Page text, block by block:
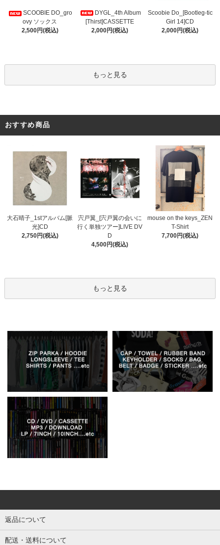
SCOOBIE DO_gro
ovy ソックス
2,500円(税込)
DYGL_4th Album
[Thirst]CASSETTE
2,000円(税込)
Scoobie Do_[Bootleg-tic
Girl 14]CD
2,000円(税込)
もっと見る
おすすめ商品
大石晴子_1stアルバム[脈
光]CD
2,750円(税込)
宍戸翼_[宍戸翼の会いに
行く単独ツアー]LIVE DV
D
4,500円(税込)
mouse on the keys_ZEN
T-Shirt
7,700円(税込)
もっと見る
返品について
配送・送料について